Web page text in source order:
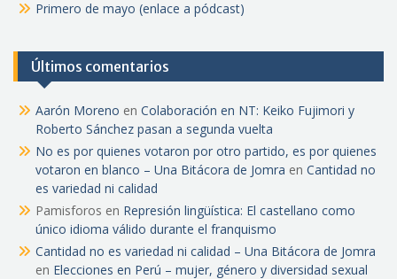
Primero de mayo (enlace a pódcast)
Últimos comentarios
Aarón Moreno en Colaboración en NT: Keiko Fujimori y
Roberto Sánchez pasan a segunda vuelta
No es por quienes votaron por otro partido, es por quienes
votaron en blanco – Una Bitácora de Jomra en Cantidad no
es variedad ni calidad
Pamisforos en Represión lingüística: El castellano como
único idioma válido durante el franquismo
Cantidad no es variedad ni calidad – Una Bitácora de Jomra
en Elecciones en Perú – mujer, género y diversidad sexual